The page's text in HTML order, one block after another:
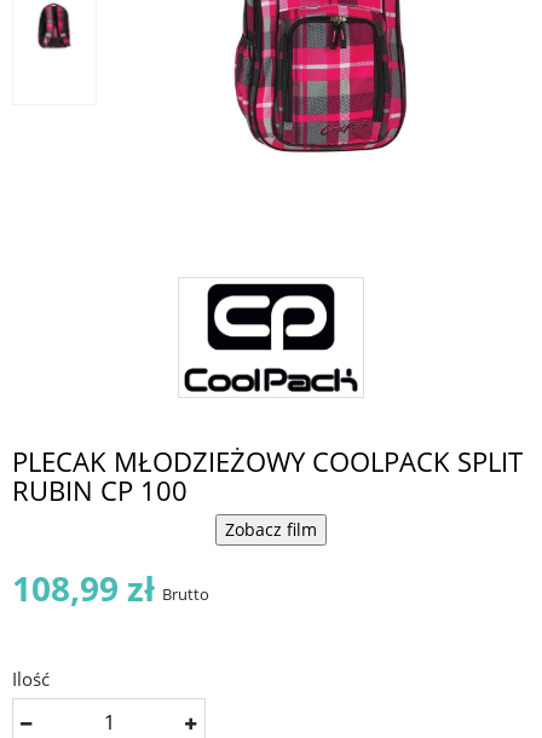
PLECAK MŁODZIEŻOWY COOLPACK SPLIT
RUBIN CP 100
Zobacz film
108,99 zł Brutto
Ilość